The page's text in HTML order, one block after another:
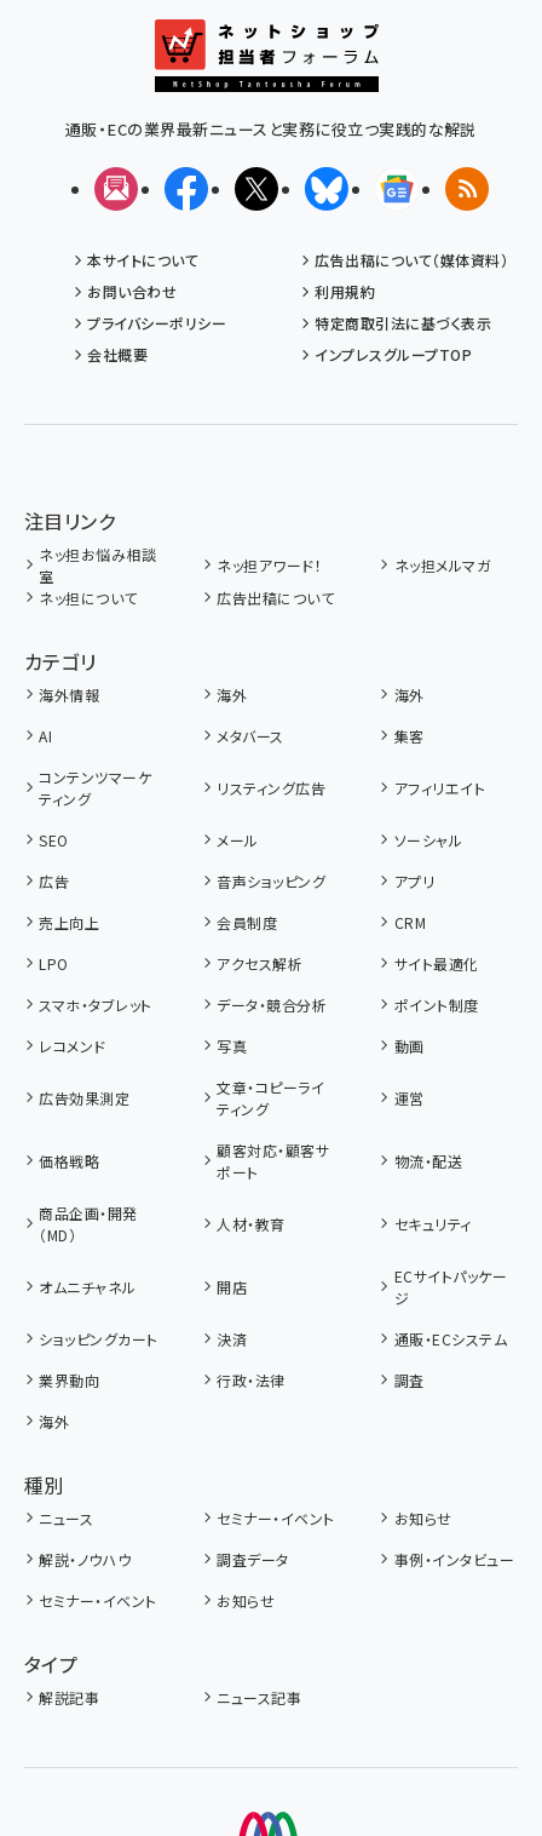
通販・ECの業界最新ニュースと実務に役立つ実践的な解説
メルマガFacebookX(エックス)BlueskyGoogleニュ
RSS
本サイトについて
広告出稿について（媒体資料）
お問い合わせ
利用規約
プライバシーポリシー
特定商取引法に基づく表示
会社概要
インプレスグループTOP
注目リンク
ネッ担お悩み相談
室
ネッ担アワード！
ネッ担メルマガ
ネッ担について
広告出稿について
カテゴリ
海外情報 海外
海外
AI
メタバース
集客
コンテンツマーケ
ティング
リスティング広告 アフィリエイト
SEO メール
ソーシャル
広告
音声ショッピング
アプリ
売上向上
会員制度
CRM
LPO
アクセス解析
サイト最適化
スマホ・タブレット
データ・競合分析
ポイント制度
レコメンド
写真 動画
広告効果測定
文章・コピーライ
ティング
運営
価格戦略
顧客対応・顧客サ
ポート
物流・配送
商品企画・開発
（MD）
人材・教育 セキュリティ
オムニチャネル 開店
ECサイトパッケー
ジ
ショッピングカート
決済
通販・ECシステム
業界動向
行政・法律
調査
海外
種別
ニュース セミナー・イベント
お知らせ
解説・ノウハウ
調査データ
事例・インタビュー
セミナー・イベント
お知らせ
タイプ
解説記事 ニュース記事